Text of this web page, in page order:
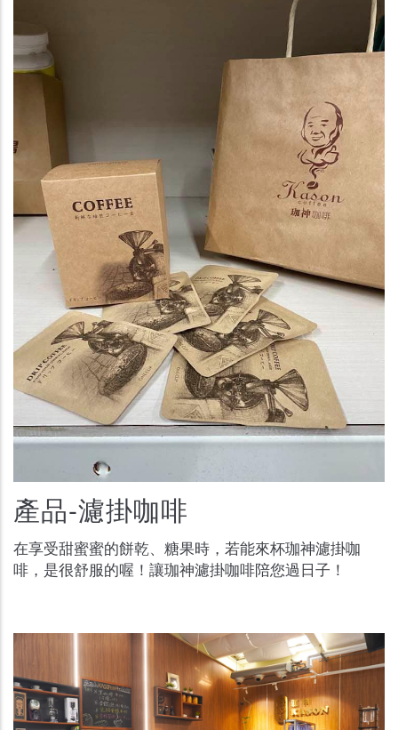
產品-濾掛咖啡
在享受甜蜜蜜的餅乾、糖果時，若能來杯珈神濾掛咖
啡，是很舒服的喔！讓珈神濾掛咖啡陪您過日子！